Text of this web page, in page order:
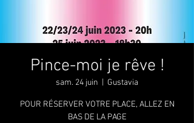
Pince-moi je rêve !
sam. 24 juin Gustavia
POUR RÉSERVER VOTRE PLACE, ALLEZ EN
BAS DE LA PAGE